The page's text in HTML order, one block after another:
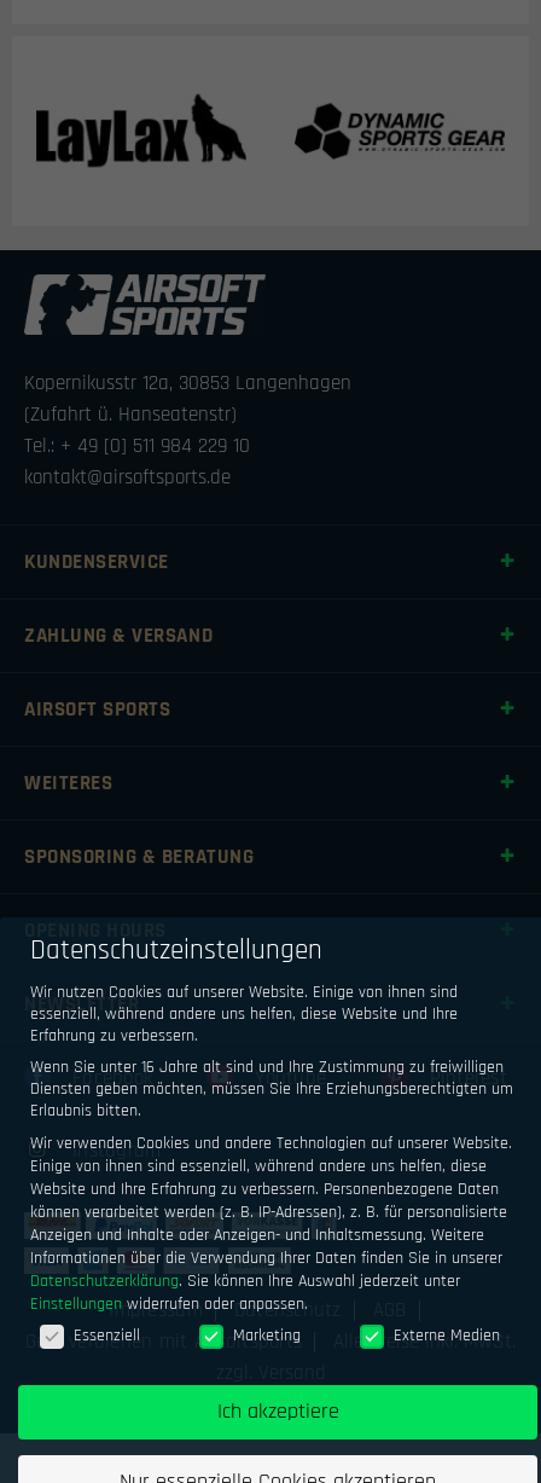
Kopernikusstr 12a, 30853 Langenhagen
(Zufahrt ü. Hanseatenstr)
Tel.: + 49 [0] 511 984 229 10
kontakt@airsoftsports.de
KUNDENSERVICE
ZAHLUNG & VERSAND
AIRSOFT SPORTS
WEITERES
SPONSORING & BERATUNG
NEWSLETTER
Facebook Youtube Pinterest
Instagram
Impressum Datenschutz
Geld verdienen mit Airsoftsports
Alle Preise inkl. MwSt.
Datenschutzeinstellungen
Wir nutzen Cookies auf unserer Website. Einige von ihnen sind
essenziell, während andere uns helfen, diese Website und Ihre
Erfahrung zu verbessern.
Wenn Sie unter 16 Jahre alt sind und Ihre Zustimmung zu freiwilligen
Diensten geben möchten, müssen Sie Ihre Erziehungsberechtigten um
Erlaubnis bitten.
Wir verwenden Cookies und andere Technologien auf unserer Website.
Einige von ihnen sind essenziell, während andere uns helfen, diese
Website und Ihre Erfahrung zu verbessern. Personenbezogene Daten
können verarbeitet werden (z. B. IP-Adressen), z. B. für personalisierte
Anzeigen und Inhalte oder Anzeigen- und Inhaltsmessung. Weitere
Informationen über die Verwendung Ihrer Daten finden Sie in unserer
Datenschutzerklärung. Sie können Ihre Auswahl jederzeit unter
Einstellungen widerrufen oder anpassen.
Datenschutzeinstellungen
Essenziell Marketing Externe Medien
Ich akzeptiere